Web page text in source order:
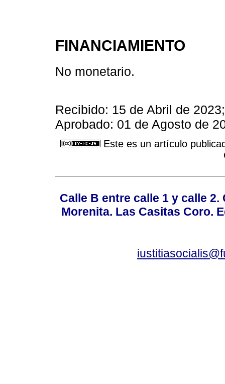
FINANCIAMIENTO
No monetario.
Recibido: 15 de Abril de
Aprobado: 01 de Agosto de
Este es un artículo
Calle B entre calle 1 y calle
Morenita. Las Casitas Coro.